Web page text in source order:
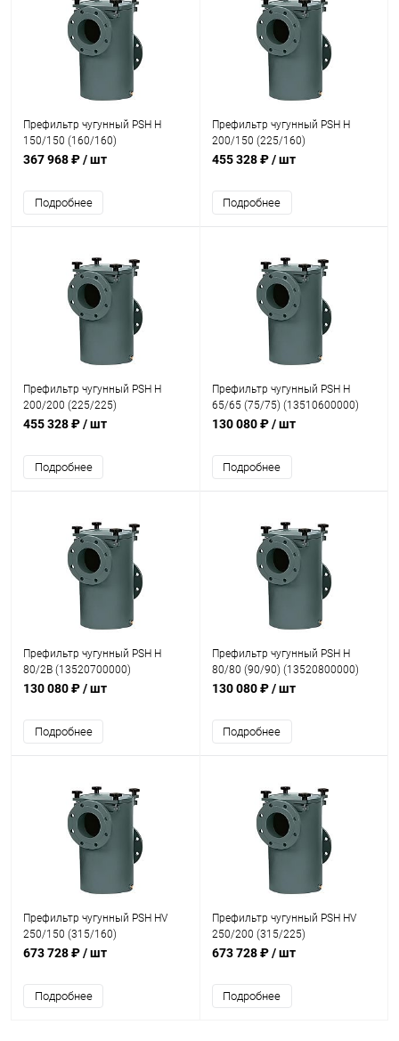
Префильтр чугунный PSH H
150/150 (160/160)
(13551500000)
367 968 ₽/ шт
Подробнее
Префильтр чугунный PSH H
200/150 (225/160)
(13561500000)
455 328 ₽/ шт
Подробнее
Префильтр чугунный PSH H
200/200 (225/225)
(13562000000)
455 328 ₽/ шт
Подробнее
Префильтр чугунный PSH H
65/65 (75/75) (13510600000)
130 080 ₽/ шт
Подробнее
Префильтр чугунный PSH H
80/2B (13520700000)
130 080 ₽/ шт
Подробнее
Префильтр чугунный PSH H
80/80 (90/90) (13520800000)
130 080 ₽/ шт
Подробнее
Префильтр чугунный PSH HV
250/150 (315/160)
(13651500000)
673 728 ₽/ шт
Подробнее
Префильтр чугунный PSH HV
250/200 (315/225)
(13652000000)
673 728 ₽/ шт
Подробнее